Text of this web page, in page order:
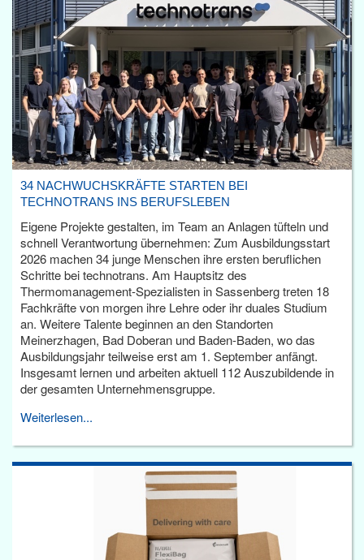
34 NACHWUCHSKRÄFTE STARTEN BEI
TECHNOTRANS INS BERUFSLEBEN
Eigene Projekte gestalten, im Team an Anlagen tüfteln und
schnell Verantwortung übernehmen: Zum Ausbildungsstart
2026 machen 34 junge Menschen ihre ersten beruflichen
Schritte bei technotrans. Am Hauptsitz des
Thermomanagement-Spezialisten in Sassenberg treten 18
Fachkräfte von morgen ihre Lehre oder ihr duales Studium
an. Weitere Talente beginnen an den Standorten
Meinerzhagen, Bad Doberan und Baden-Baden, wo das
Ausbildungsjahr teilweise erst am 1. September anfängt.
Insgesamt lernen und arbeiten aktuell 112 Auszubildende in
der gesamten Unternehmensgruppe.
Weiterlesen...